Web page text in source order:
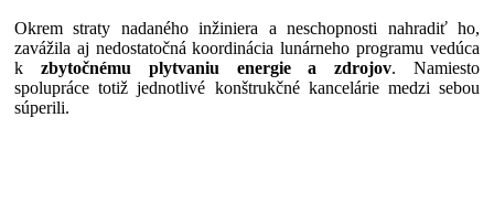
Okrem straty nadaného inžiniera a neschopnosti nahradiť ho,
zavážila aj nedostatočná koordinácia lunárneho programu vedúca
k zbytočnému plytvaniu energie a zdrojov. Namiesto
spolupráce totiž jednotlivé konštrukčné kancelárie medzi sebou
súperili.